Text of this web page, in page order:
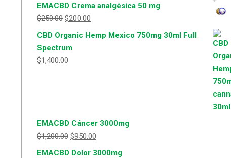
EMACBD Crema analgésica 50 mg
$250.00 $200.00
CBD Organic Hemp Mexico 750mg 30ml Full
Spectrum
$1,400.00
EMACBD Cáncer 3000mg
$1,200.00 $950.00
EMACBD Dolor 3000mg